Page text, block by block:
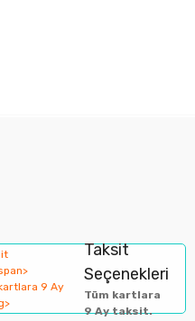
Taksit
Seçenekleri
Tüm kartlara
9 Ay taksit.